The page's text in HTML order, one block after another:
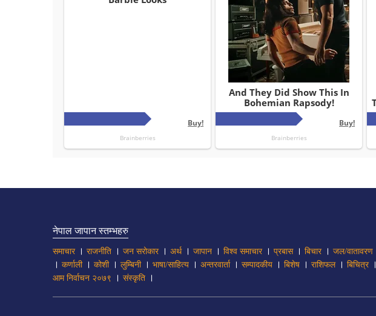
नेपाल जापान स्तम्भहरु
समाचार। राजनीति । जन सरोकार। अर्थ। जापान । विश्व समाचार। प्रबास। बिचार। जल/वातावरण
। कर्णाली। कोशी। लुम्बिनी। भाषा/साहित्य । अन्तरवार्ता। सम्पादकीय । बिशेष । राशिफल। बिचित्र।
आम निर्वाचन २०७९ । संस्कृति ।